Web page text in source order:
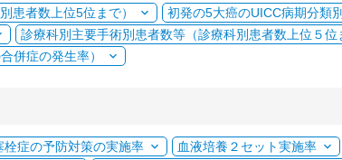
患者数上位5位まで）
初発の5大癌のUICC病期分類
診療科別主要手術別患者数等（診療科別患者数上位５位
併症の発生率）
症の予防対策の実施率
血液培養２セット実施率